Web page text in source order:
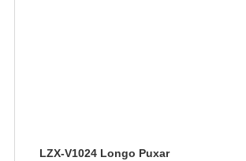
LZX-V1024 Longo Puxar